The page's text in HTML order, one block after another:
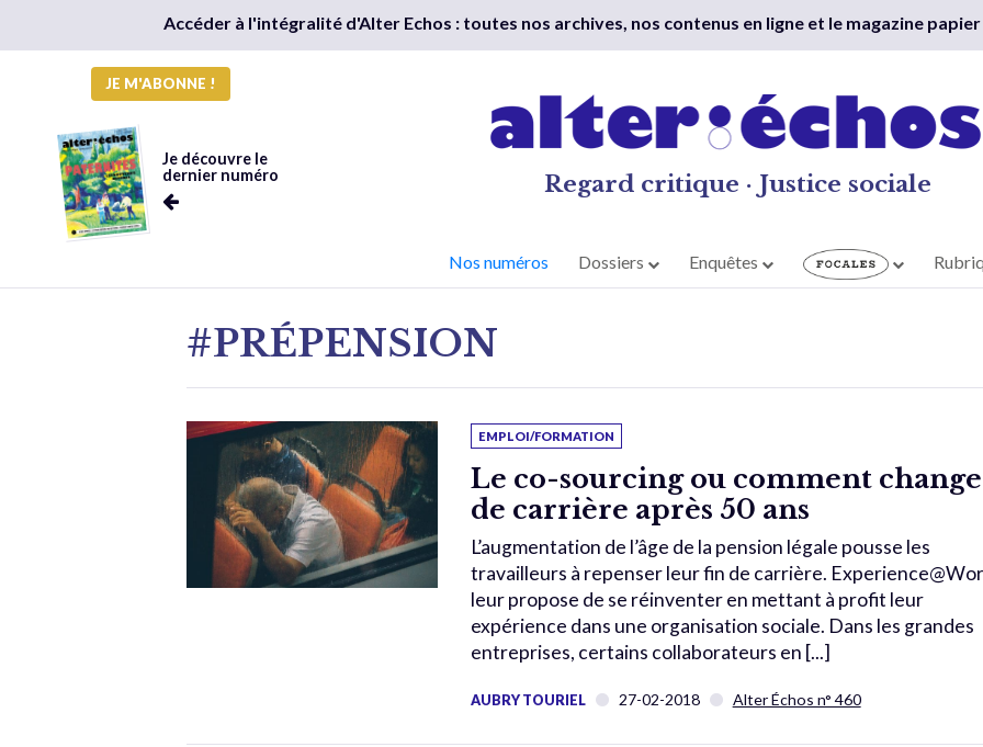
Accéder à l'intégralité d'Alter Echos : toutes nos archives, nos contenus en ligne et le magazine
JE M'ABONNE !
Je découvre le
dernier numéro
Regard critique · Justice sociale
Nos numéros Dossiers Enquêtes
#PRÉPENSION
EMPLOI/FORMATION
Le co-sourcing ou comment
de carrière après 50 ans
L’augmentation de l’âge de la pension légale pousse les
travailleurs à repenser leur fin de carrière.
leur propose de se réinventer en mettant à profit leur
expérience dans une organisation sociale. Dans les grandes
entreprises, certains collaborateurs en [...]
AUBRY TOURIEL 27-02-2018 Alter Échos n° 460